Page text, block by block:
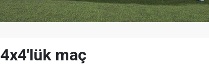
4x4'lük maç